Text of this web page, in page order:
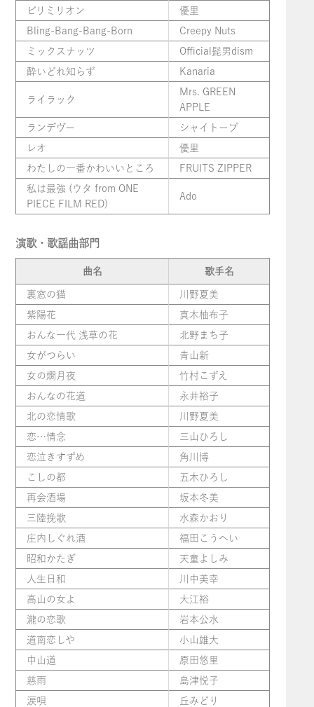
ビリミリオン 優里
Bling-Bang-Bang-Born Creepy Nuts
ミックスナッツ Official髭男dism
酔いどれ知らず Kanaria
ライラック
Mrs. GREEN
APPLE
ランデヴー シャイトープ
レオ 優里
わたしの一番かわいいところ FRUITS ZIPPER
私は最強 (ウタ from ONE
PIECE FILM RED)
Ado
演歌・歌謡曲部門
曲名 歌手名
裏窓の猫 川野夏美
紫陽花 真木柚布子
おんな一代 浅草の花 北野まち子
女がつらい 青山新
女の燗月夜 竹村こずえ
おんなの花道 永井裕子
北の恋情歌 川野夏美
恋…情念 三山ひろし
恋泣きすずめ 角川博
こしの都 五木ひろし
再会酒場 坂本冬美
三陸挽歌 水森かおり
庄内しぐれ酒 福田こうへい
昭和かたぎ 天童よしみ
人生日和 川中美幸
高山の女よ 大江裕
瀧の恋歌 岩本公水
道南恋しや 小山雄大
中山道 原田悠里
慈雨 島津悦子
涙唄 丘みどり